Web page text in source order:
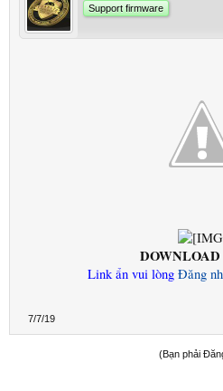
Support firmware
Link ẩn vui lòng Đăng
7/7/19
(Bạn phải